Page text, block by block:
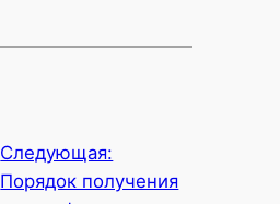
Следующая:
Порядок получения